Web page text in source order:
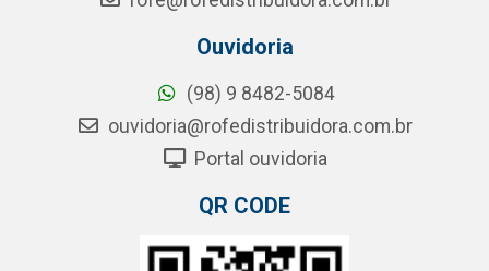
Ouvidoria
(98) 9 8482-5084
ouvidoria@rofedistribuidora.com.br
Portal ouvidoria
QR CODE